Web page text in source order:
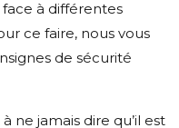
face à différentes
ce faire, nous vous
de sécurité
ne jamais dire qu’il est